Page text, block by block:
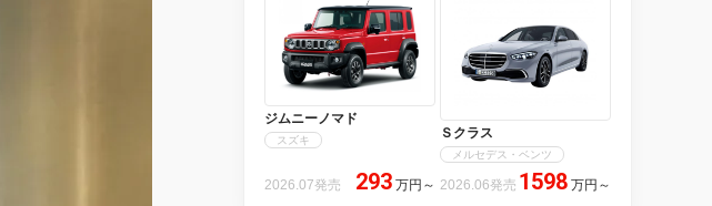
ジムニーノマド
スズキ
2026.07発売 293 万円 ～
Ｓクラス
メルセデス・ベンツ
2026.06発売 1598 万円 ～